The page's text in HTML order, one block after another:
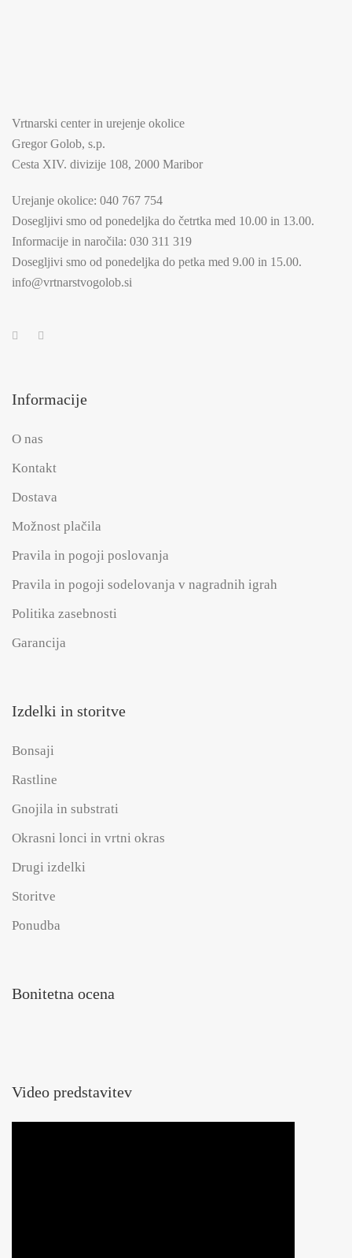
Vrtnarski center in urejenje okolice
Gregor Golob, s.p.
Cesta XIV. divizije 108, 2000 Maribor
Urejanje okolice: 040 767 754
Dosegljivi smo od ponedeljka do četrtka med 10.00 in 13.00.
Informacije in naročila: 030 311 319
Dosegljivi smo od ponedeljka do petka med 9.00 in 15.00.
info@vrtnarstvogolob.si
Informacije
O nas
Kontakt
Dostava
Možnost plačila
Pravila in pogoji poslovanja
Pravila in pogoji sodelovanja v nagradnih igrah
Politika zasebnosti
Garancija
Izdelki in storitve
Bonsaji
Rastline
Gnojila in substrati
Okrasni lonci in vrtni okras
Drugi izdelki
Storitve
Ponudba
Bonitetna ocena
Video predstavitev